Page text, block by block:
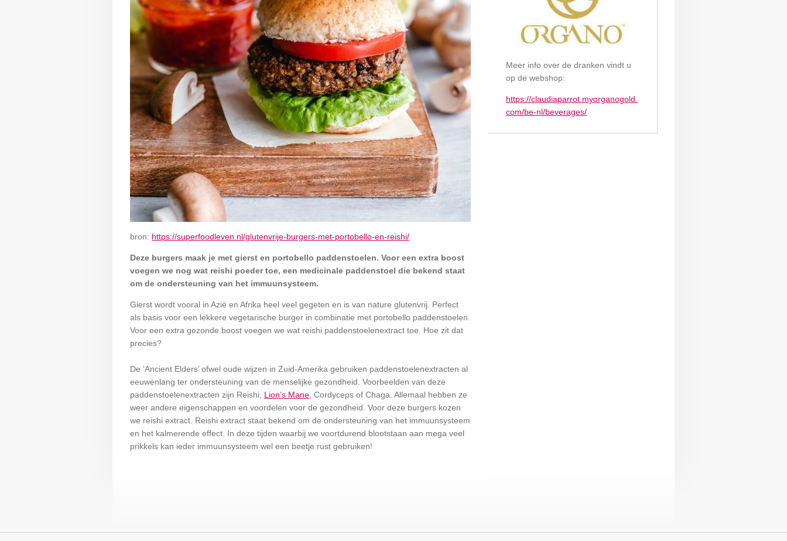
bron: https://superfoodleven.nl/glutenvrije-burgers-met-portobello-en-reishi/
Deze burgers maak je met gierst en portobello paddenstoelen. Voor een extra boost
voegen we nog wat reishi poeder toe, een medicinale paddenstoel die bekend staat
om de ondersteuning van het immuunsysteem.
Gierst wordt vooral in Azië en Afrika heel veel gegeten en is van nature glutenvrij. Perfect
als basis voor een lekkere vegetarische burger in combinatie met portobello paddenstoelen.
Voor een extra gezonde boost voegen we wat reishi paddenstoelenextract toe. Hoe zit dat
precies?
De ‘Ancient Elders’ ofwel oude wijzen in Zuid-Amerika gebruiken paddenstoelenextracten al
eeuwenlang ter ondersteuning van de menselijke gezondheid. Voorbeelden van deze
paddenstoelenextracten zijn Reishi, Lion’s Mane , Cordyceps of Chaga. Allemaal hebben ze
weer andere eigenschappen en voordelen voor de gezondheid. Voor deze burgers kozen
we reishi extract. Reishi extract staat bekend om de ondersteuning van het immuunsysteem
en het kalmerende effect. In deze tijden waarbij we voortdurend blootstaan aan mega veel
prikkels kan ieder immuunsysteem wel een beetje rust gebruiken!
Meer info over de dranken vindt u
op de webshop:
https://claudiaparrot.myorganogold.
com/be-nl/beverages/